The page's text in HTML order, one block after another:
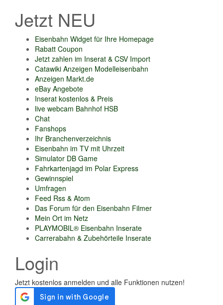
Jetzt NEU
Eisenbahn Widget für Ihre Homepage
Rabatt Coupon
Jetzt zahlen im Inserat & CSV Import
Catawiki Anzeigen Modelleisenbahn
Anzeigen Markt.de
eBay Angebote
Inserat kostenlos & Preis
live webcam Bahnhof HSB
Chat
Fanshops
Ihr Branchenverzeichnis
Eisenbahn im TV mit Uhrzeit
Simulator DB Game
Fahrkartenjagd im Polar Express
Gewinnspiel
Umfragen
Feed Rss & Atom
Das Forum für den Eisenbahn Filmer
Mein Ort im Netz
PLAYMOBIL® Eisenbahn Inserate
Carrerabahn & Zubehörteile Inserate
Login